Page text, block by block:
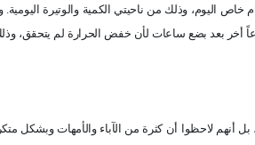
خاص اليوم، وذلك من ناحيتي الكمية والوتيرة
أخر بعد بضع ساعات لأن خفض الحرارة لم يتحقق،
أنهم لاحظوا أن كثرة من الآباء والأمهات وبشكل